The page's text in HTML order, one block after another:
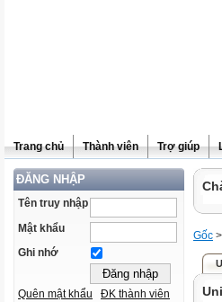
Trang chủ Thành viên Trợ giúp
ĐĂNG NHẬP
Tên truy nhập
Mật khẩu
Ghi nhớ
Quên mật khẩu ĐK thành viên
Gốc >